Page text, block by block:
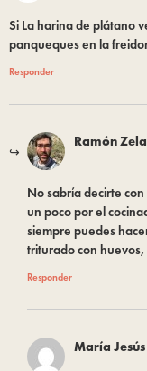
Si La harina de plátano
panqueques en la
Responder
Ramón
No sabría decirte
un poco por el
siempre puedes
triturado con
Responder
María